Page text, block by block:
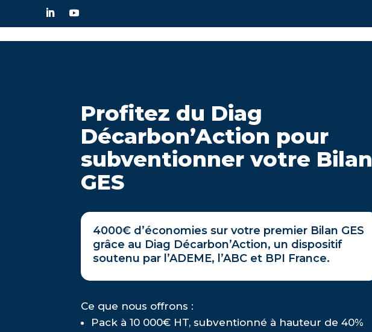
Profitez du Diag
Décarbon’Action pour
subventionner votre Bilan
GES
4000€ d’économies sur votre premier Bilan GES
grâce au Diag Décarbon’Action, un dispositif
soutenu par l’ADEME, l’ABC et BPI France.
Ce que nous offrons :
Pack à 10 000€ HT, subventionné à hauteur de 40%